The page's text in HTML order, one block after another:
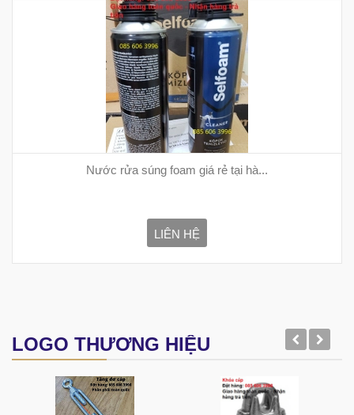
Nước rửa súng foam giá rẻ tại hà...
LIÊN HỆ
LOGO THƯƠNG HIỆU